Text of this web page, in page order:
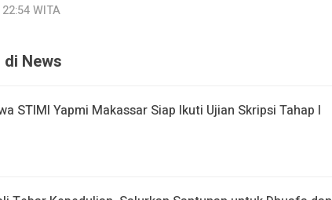
WITA
News
STIMI Yapmi Makassar Siap Ikuti Ujian Skripsi Tahap I